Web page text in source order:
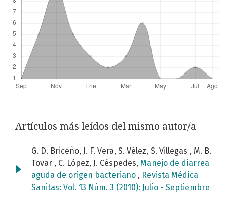
Artículos más leídos del mismo autor/a
G. D. Briceño, J. F. Vera, S. Vélez, S. Villegas , M. B.
Tovar , C. López, J. Céspedes, Manejo de diarrea
aguda de origen bacteriano , Revista Médica
Sanitas: Vol. 13 Núm. 3 (2010): Julio - Septiembre